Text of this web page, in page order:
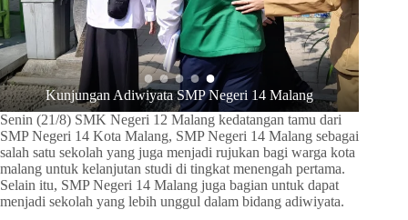
Kunjungan Adiwiyata SMP Negeri 14 Malang
Senin (21/8) SMK Negeri 12 Malang kedatangan tamu dari
SMP Negeri 14 Kota Malang, SMP Negeri 14 Malang sebagai
salah satu sekolah yang juga menjadi rujukan bagi warga kota
malang untuk kelanjutan studi di tingkat menengah pertama.
Selain itu, SMP Negeri 14 Malang juga bagian untuk dapat
menjadi sekolah yang lebih unggul dalam bidang adiwiyata.